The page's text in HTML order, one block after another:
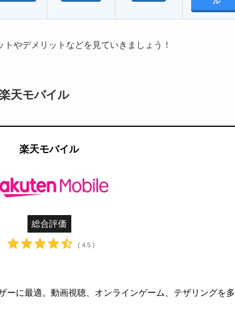
やデメリットなどを見ていきましょう！
天モバイル
楽天モバイル
総合評価
( 4.5 )
ーに最適。動画視聴、オンラインゲーム、テザリングを多